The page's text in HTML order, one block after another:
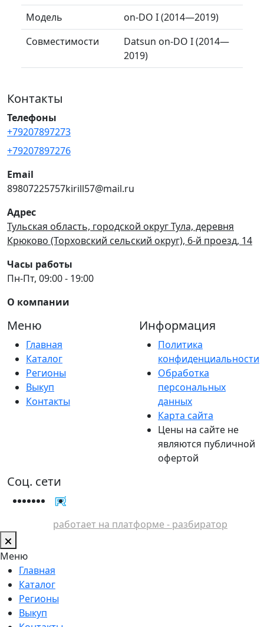
Модель
on-DO I (2014—2019)
Совместимости
Datsun on-DO I (2014—
2019)
Контакты
Телефоны
+79207897273
+79207897276
Email
89807225757kirill57@mail.ru
Адрес
Тульская область, городской округ Тула, деревня
Крюково (Торховский сельский округ), 6-й проезд, 14
Часы работы
Пн-Пт, 09:00 - 19:00
О компании
Меню
Главная
Каталог
Регионы
Выкуп
Контакты
Информация
Политика
конфиденциальности
Обработка
персональных
данных
Карта сайта
Цены на сайте не
являются публичной
офертой
Соц. сети
работает на платформе - разбиратор
Меню
Главная
Каталог
Регионы
Выкуп